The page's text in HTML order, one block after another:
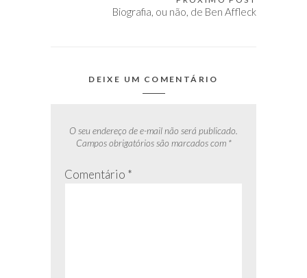
Biografia, ou não, de Ben Affleck
DEIXE UM COMENTÁRIO
O seu endereço de e-mail não será publicado.
Campos obrigatórios são marcados com *
Comentário *